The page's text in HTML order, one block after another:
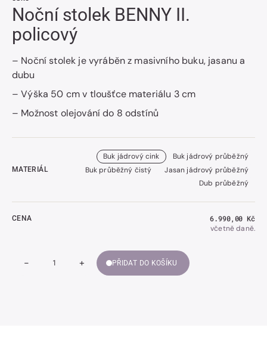
Noční stolek BENNY II.
policový
– Noční stolek je vyráběn z masivního buku, jasanu a
dubu
– Výška 50 cm v tloušťce materiálu 3 cm
– Možnost olejování do 8 odstínů
MATERIÁL
Buk jádrový cink
Buk jádrový průběžný
Buk průběžný čistý
Jasan jádrový průběžný
Dub průběžný
CENA Běžná
cena
6.990,00 Kč
včetně daně.
Snížit
-
Zvýšit
množství
+ PŘIDAT DO KOŠÍKU